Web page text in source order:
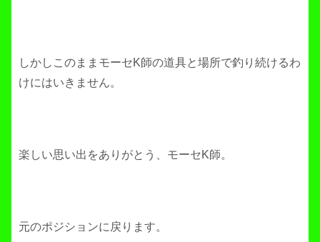
しかしこのままモーセK師の道具と場所で釣り続けるわ
けにはいきません。
楽しい思い出をありがとう、モーセK師。
元のポジションに戻ります。